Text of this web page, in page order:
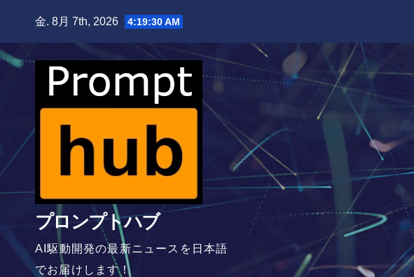
content
金. 8月 7th, 2026 4:19:31 AM
プロンプトハブ
AI駆動開発の最新ニュースを日本語
でお届けします！